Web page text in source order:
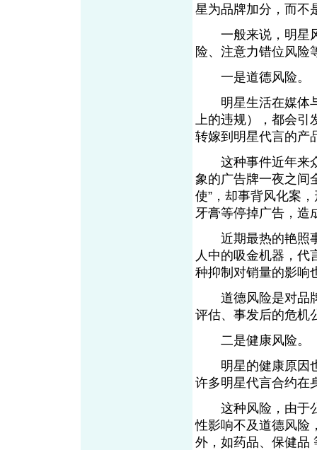
星为品牌加分，而
一般来说，明星风
险、注意力错位风
一是道德风险
明星生活在媒体与
上的违规），都会引
转嫁到明星代言的产
这种事件近年来众
象的广告牌一夜之间
使”，却事背风化案
牙膏等停掉广告，
近期最热的艳照事
人中的吸金机器，代
种抑制对销量的影
道德风险是对品牌
评估、事发后的危
二是健康风险
明星的健康原因也
许多明星代言合约
这种风险，由于公
性影响不及道德风险
外，如药品、保健品